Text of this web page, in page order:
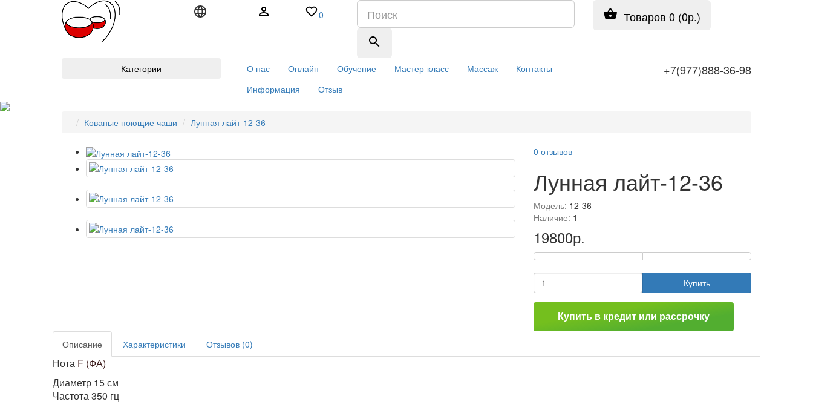
0 Товаров 0 (0р.)
Категории О нас Онлайн Обучение Мастер-класс Массаж
Контакты
Информация
Отзыв
+7(977)888-36-98
Кованые поющие чаши Лунная лайт-12-36
0 отзывов
Лунная лайт-12-36
Модель: 12-36
Наличие: 1
19800р.
Купить
Купить в кредит или рассрочку
Описание Характеристики Отзывов (0)
Нота F (ФА)
Диаметр 15 см
Частота 350 гц